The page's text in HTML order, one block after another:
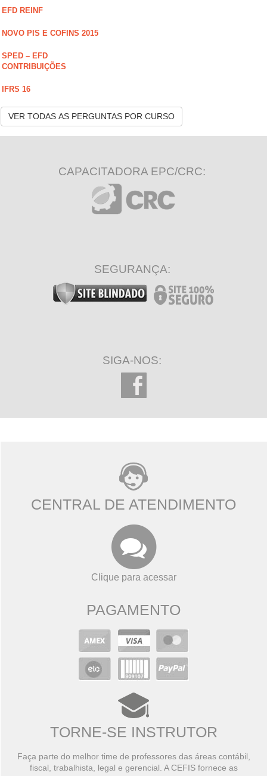
EFD REINF
NOVO PIS E COFINS 2015
SPED – EFD
CONTRIBUIÇÕES
IFRS 16
VER TODAS AS PERGUNTAS POR CURSO
CAPACITADORA EPC/CRC:
SEGURANÇA:
SIGA-NOS:
CENTRAL DE ATENDIMENTO
Clique para acessar
PAGAMENTO
TORNE-SE INSTRUTOR
Faça parte do melhor time de professores das áreas contábil,
fiscal, trabalhista, legal e gerencial. A CEFIS fornece as